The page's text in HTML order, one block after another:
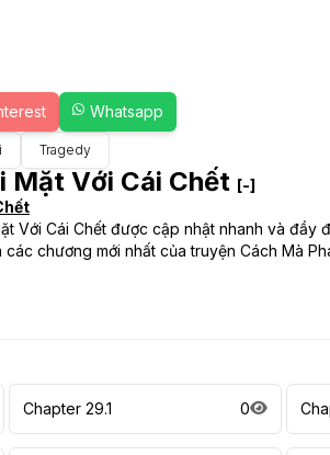
Whatsapp
Tragedy
Mặt Với Cái Chết [-]
Với Cái Chết được cập nhật nhanh và
chương mới nhất của truyện Cách Mà
Chapter 29.1 0